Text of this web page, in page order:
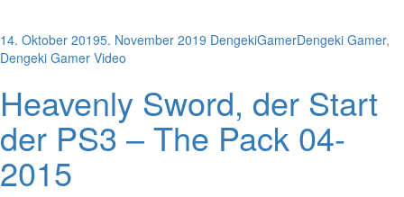
14. Oktober 20195. November 2019 DengekiGamerDengeki Gamer,
Dengeki Gamer Video
Heavenly Sword, der Start
der PS3 – The Pack 04-
2015